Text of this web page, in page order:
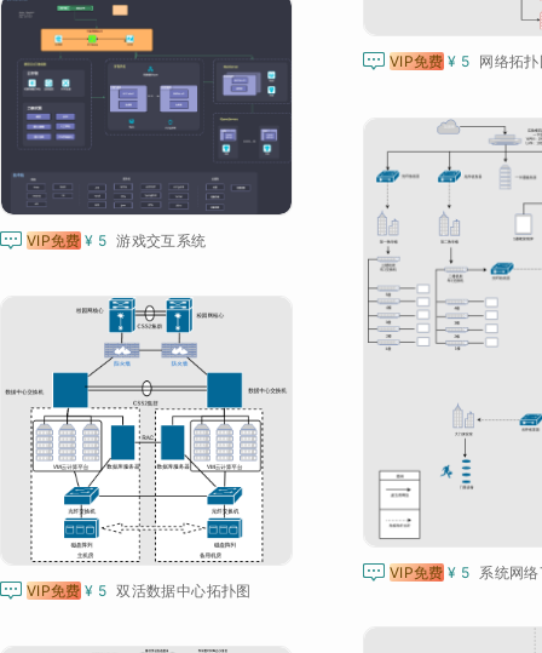
 VIP免费 ¥ 5 网络拓
 VIP免费 ¥ 5 游戏交互系统
 VIP免费 ¥ 5 系统网
 VIP免费 ¥ 5 双活数据中心拓扑图